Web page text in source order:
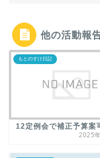
他の活動報
もとのすけ日記
12定例会で補正予算案
2025